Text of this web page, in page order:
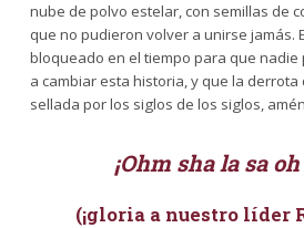
nube de polvo estelar, con semillas de
que no pudieron volver a unirse jamás.
bloqueado en el tiempo para que
a cambiar esta historia, y que la
sellada por los siglos de los siglos,
¡Ohm sha la sa
(¡gloria a nuestro líder